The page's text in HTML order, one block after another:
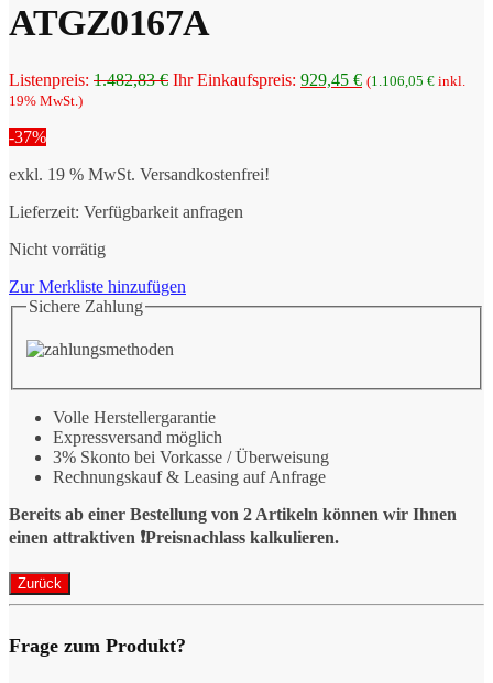
ATGZ0167A
Listenpreis: 1.482,83€ Ursprünglicher
Ihr Einkaufspreis: 929,45 €Aktueller
(1.106,05 € inkl.
19% MwSt.)
-37%
exkl. 19 % MwSt. Versandkostenfrei!
Lieferzeit: Verfügbarkeit anfragen
Nicht vorrätig
Zur Merkliste hinzufügen
Sichere Zahlung
Volle Herstellergarantie
Expressversand möglich
3% Skonto bei Vorkasse / Überweisung
Rechnungskauf & Leasing auf Anfrage
Bereits ab einer Bestellung von 2 Artikeln können wir Ihnen
einen attraktiven ❗️Preisnachlass kalkulieren.
Frage zum Produkt?